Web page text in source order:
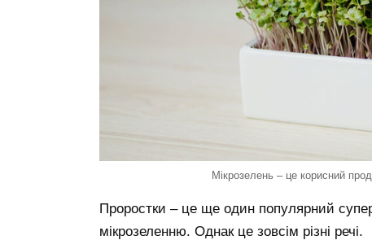
Мікрозелень – це корисний
Проростки – це ще один популярний
мікрозеленню. Однак це зовсім різні речі.